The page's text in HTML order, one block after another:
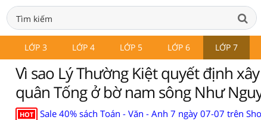
LỚP 3 LỚP 4 LỚP 5 LỚP 6 LỚP 7
Vì sao Lý Thường Kiệt quyết định
quân Tống ở bờ nam sông Như
HOT Sale 40% sách Toán - Văn - Anh 7 ngày 07-07 trên